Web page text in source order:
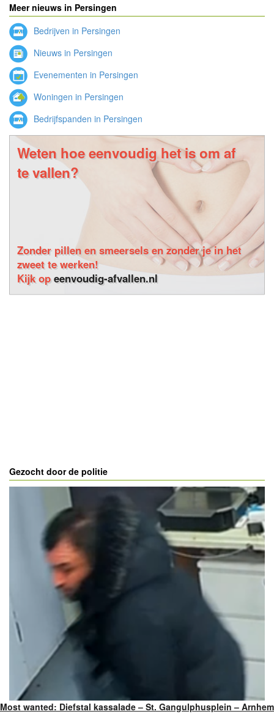
Meer nieuws in Persingen
Bedrijven in Persingen
Nieuws in Persingen
Evenementen in Persingen
Woningen in Persingen
Bedrijfspanden in Persingen
Weten hoe eenvoudig het is om af
te vallen?
Zonder pillen en smeersels en zonder je in het
zweet te werken!
Kijk opeenvoudig-afvallen.nl
Gezocht door de politie
Most wanted: Diefstal kassalade – St. Gangulphusplein – Arnhem